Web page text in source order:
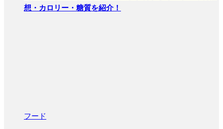
想・カロリー・糖質を紹介！
フード